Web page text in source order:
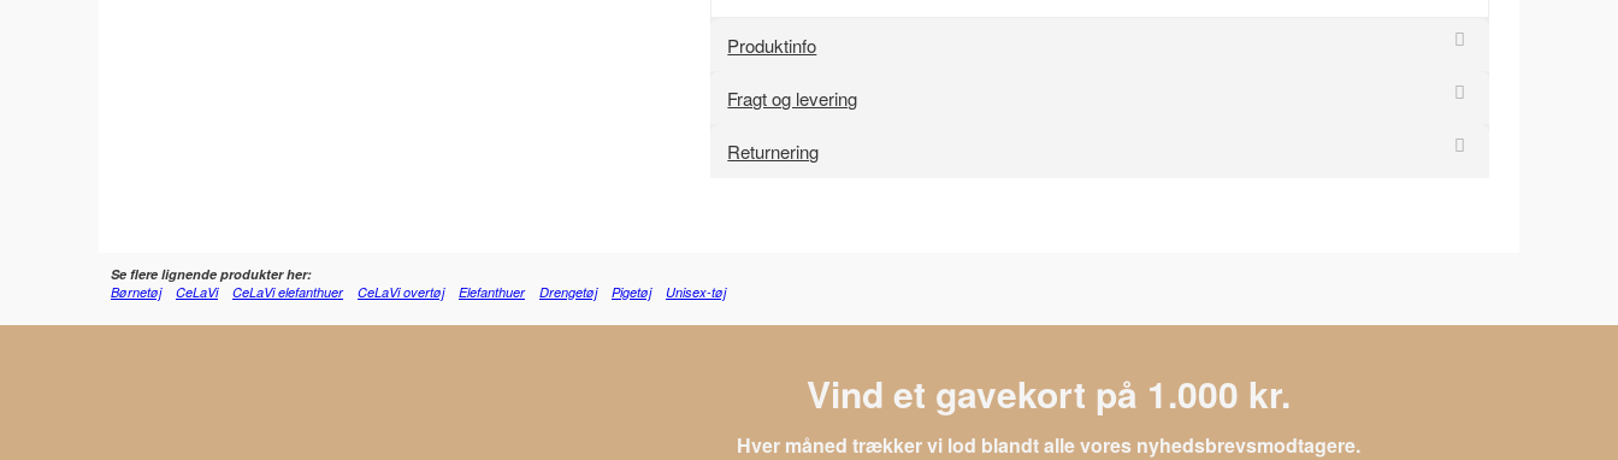
Produktinfo
Fragt og levering
Returnering
Se flere lignende produkter her:
Børnetøj
CeLaVi CeLaVi elefanthuer CeLaVi overtøj Elefanthuer Drengetøj Pigetøj Unisex-tøj
Vind et gavekort på 1.000 kr.
Hver måned trækker vi lod blandt alle vores nyhedsbrevsmodtagere.